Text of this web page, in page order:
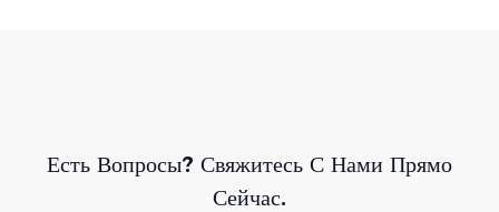
Есть Вопросы? Свяжитесь С Нами Прямо
Сейчас.